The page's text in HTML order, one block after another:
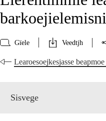
Gïele Veedtjh
Learoesoejkesjasse
Sisvege